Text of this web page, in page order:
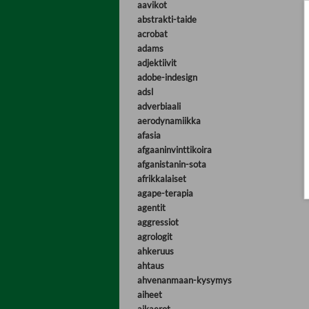
aavikot
abstrakti-taide
acrobat
adams
adjektiivit
adobe-indesign
adsl
adverbiaali
aerodynamiikka
afasia
afgaaninvinttikoira
afganistanin-sota
afrikkalaiset
agape-terapia
agentit
aggressiot
agrologit
ahkeruus
ahtaus
ahvenanmaan-kysymys
aiheet